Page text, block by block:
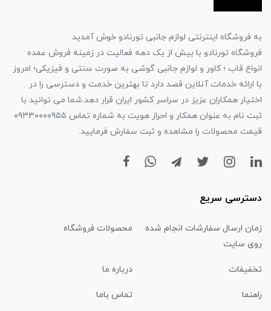
به فروشگاه اینترنتی لوازم جانبی تورنادو خوش آمدید
فروشگاه تورنادو با بیش از یک دهه فعالیت در زمینه فروش عمده
انواع قاب ؛ کاور و لوازم جانبی گوشی به صورت سنتی و فیزیکی؛ امروز
با ارائه خدمات آنلاین قصد دارد تا بهترین خدمت و دسترسی را در
اختیار همکاران عزیز در سراسر کشور ایران قرار دهد.شما می توانید با
ثبت نام به عنوان همکار و احراز هویت به شماره تماس ۰۹۳۳۰۰۰۰۹۵۵
قیمت محصولات را مشاهده و ثبت سفارش فرمایید.
دسترسی سریع
زمان ارسال سفارشات انجام شده
روی سایت
محصولات فروشگاه
تخفیفات درباره ما
راهنما تماس باما